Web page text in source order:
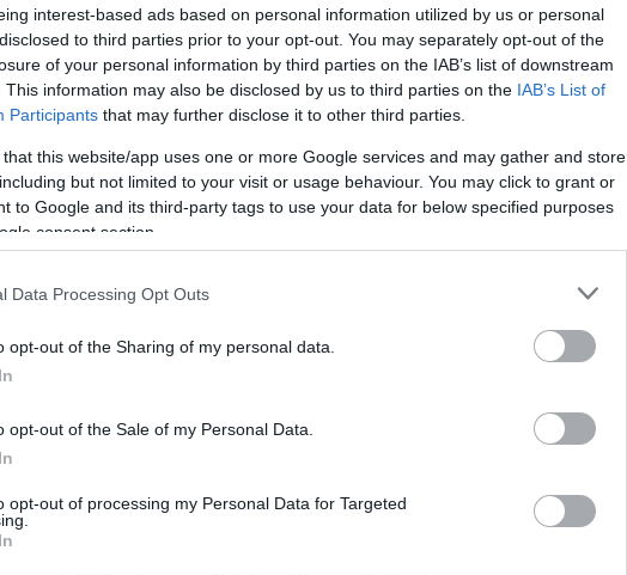
interest-based ads based on personal information utilized by us or personal
to third parties prior to your opt-out. You may separately opt-out of the
of your personal information by third parties on the IAB’s list of downstream
This information may also be disclosed by us to third parties on the IAB’s List of
Participants that may further disclose it to other third parties.
that this website/app uses one or more Google services and may gather and store
but not limited to your visit or usage behaviour. You may click to grant or
to Google and its third-party tags to use your data for below specified purposes
consent section.
Data Processing Opt Outs
opt-out of the Sharing of my personal data.
opt-out of the Sale of my Personal Data.
opt-out of processing my Personal Data for Targeted
MOURIÑO
VEIGA
COMESAÑA